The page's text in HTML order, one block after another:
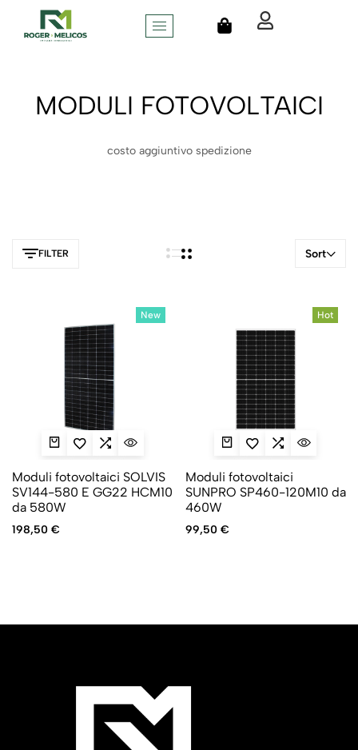
MODULI FOTOVOLTAICI
costo aggiuntivo spedizione
FILTER Sort
New
Moduli fotovoltaici SOLVIS
SV144-580 E GG22 HCM10
da 580W
198,50 €
Hot
Moduli fotovoltaici
SUNPRO SP460-120M10 da
460W
99,50 €